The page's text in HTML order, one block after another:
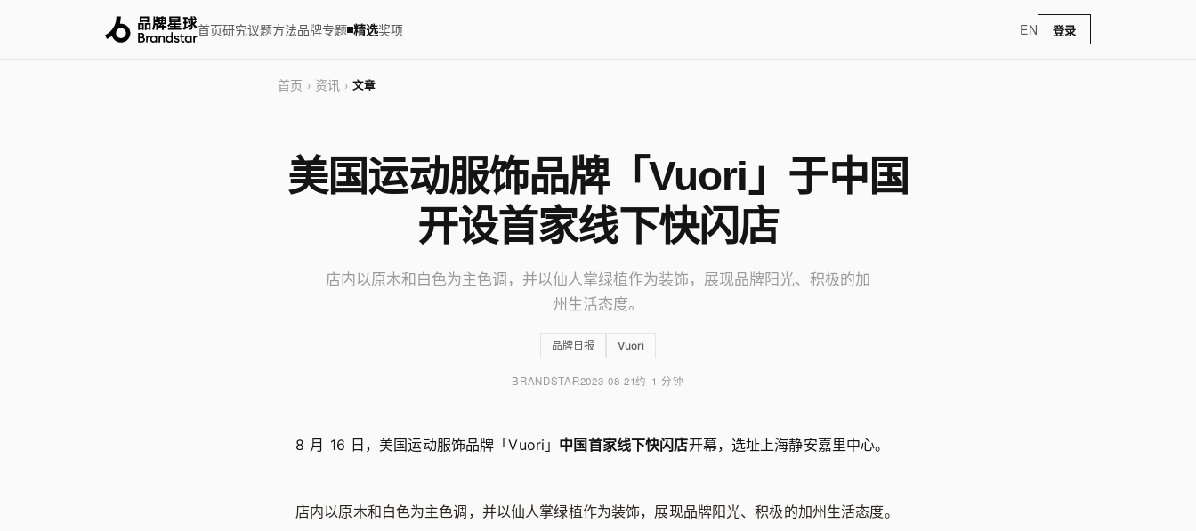
首页研究议题方法品牌专题 精选奖项 EN 登录
首页 › 资讯 › 文章
美国运动服饰品牌「Vuori」于中国
开设首家线下快闪店
店内以原木和白色为主色调，并以仙人掌绿植作为装饰，展现品牌阳光、积极的加
州生活态度。
品牌日报 Vuori
BRANDSTAR2023-08-21约 1 分钟
8 月 16 日，美国运动服饰品牌「Vuori」 中国首家线下快闪店开幕，选址上海静安嘉里中心。
店内以原木和白色为主色调，并以仙人掌绿植作为装饰，展现品牌阳光、积极的加州生活态度。